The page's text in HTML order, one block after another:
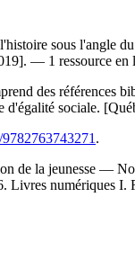
sous l'angle
— 1 ressource en
des
sociale.
.
de la jeunesse —
numériques